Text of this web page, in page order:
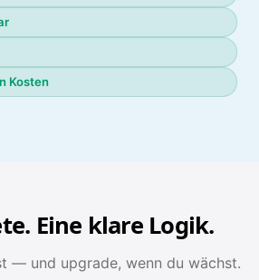
Kosten
Eine klare Logik.
— und upgrade, wenn du wächst.